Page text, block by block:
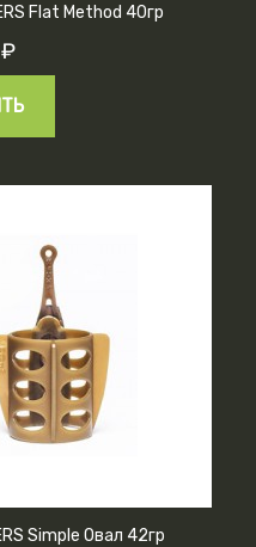
Flat Method 40гр
Simple Овал 42гр